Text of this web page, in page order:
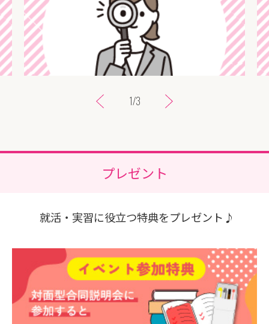
直接会って、直接話せる
1/3
プレゼント
就活・ 実習に役立つ特典をプレゼント♪